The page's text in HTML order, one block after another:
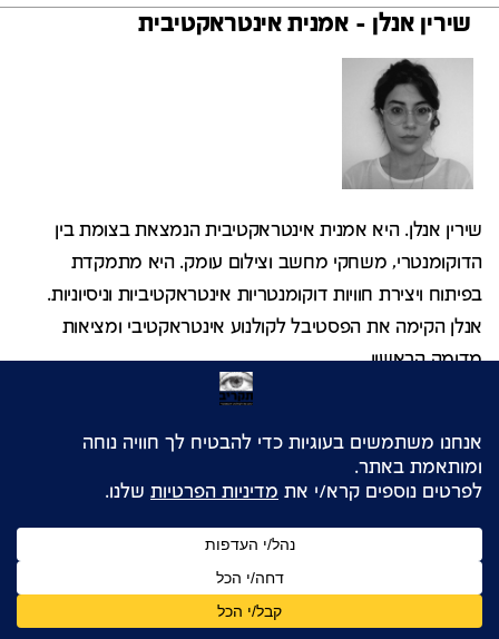
שירין אנלן - אמנית אינטראקטיבית
שירין אנלן. היא אמנית אינטראקטיבית הנמצאת בצומת בין
הדוקומנטרי, משחקי מחשב וצילום עומק. היא מתמקדת
בפיתוח ויצירת חוויות דוקומנטריות אינטראקטיביות וניסיוניות.
אנלן הקימה את הפסטיבל לקולנוע אינטראקטיבי ומציאות
מדומה הראשון...
להורדת המאמר ב-pdf